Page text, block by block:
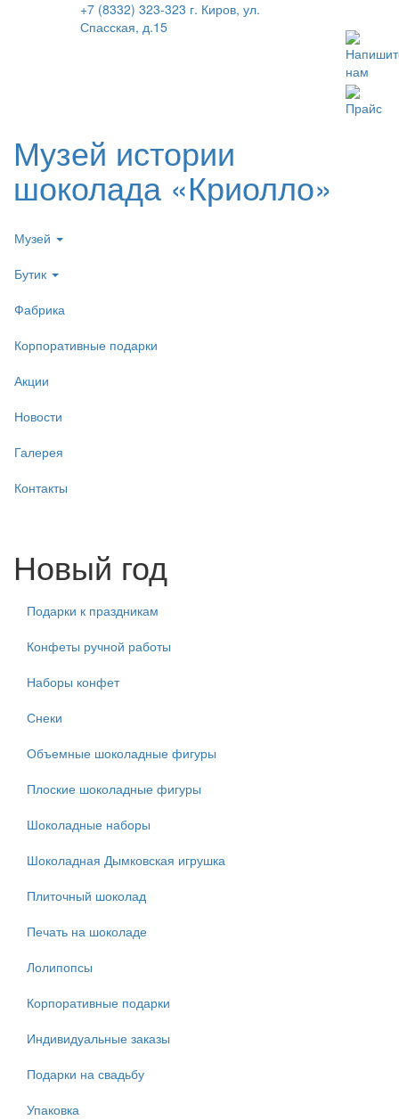
+7 (8332) 323-323 г. Киров, ул.
Спасская, д.15
нам
Прайс
Музей истории
шоколада «Криолло»
Музей
Бутик
Фабрика
Корпоративные подарки
Акции
Новости
Галерея
Контакты
Новый год
Подарки к праздникам
Конфеты ручной работы
Наборы конфет
Снеки
Объемные шоколадные фигуры
Плоские шоколадные фигуры
Шоколадные наборы
Шоколадная Дымковская игрушка
Плиточный шоколад
Печать на шоколаде
Лолипопсы
Корпоративные подарки
Индивидуальные заказы
Подарки на свадьбу
Упаковка